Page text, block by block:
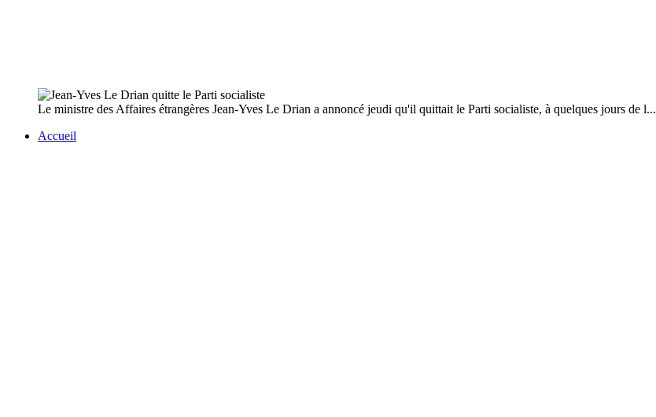
Le ministre des Affaires étrangères Jean-Yves Le Drian a annoncé jeudi qu'il quittait le Parti socialiste, à quelques jours de l...
Accueil